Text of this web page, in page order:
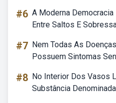
#6 A Moderna
Entre Saltos E
#7 Nem Todas As
Possuem Sintomas
#8 No Interior Dos Vasos
Substância